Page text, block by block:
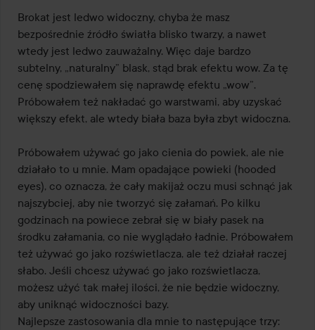
Brokat jest ledwo widoczny, chyba że masz
bezpośrednie źródło światła blisko twarzy, a nawet
wtedy jest ledwo zauważalny. Więc daje bardzo
subtelny, „naturalny” blask, stąd brak efektu wow. Za tę
cenę spodziewałem się naprawdę efektu „wow”.
Próbowałem też nakładać go warstwami, aby uzyskać
większy efekt, ale wtedy biała baza była zbyt widoczna.
Próbowałem używać go jako cienia do powiek, ale nie
działało to u mnie. Mam opadające powieki (hooded
eyes), co oznacza, że cały makijaż oczu musi schnąć jak
najszybciej, aby nie tworzyć się załamań. Po kilku
godzinach na powiece zebrał się w biały pasek na
środku załamania, co nie wyglądało ładnie. Próbowałem
też używać go jako rozświetlacza, ale też działał raczej
słabo. Jeśli chcesz używać go jako rozświetlacza,
możesz użyć tak małej ilości, że nie będzie widoczny,
aby uniknąć widoczności bazy.
Najlepsze zastosowania dla mnie to następujące trzy: